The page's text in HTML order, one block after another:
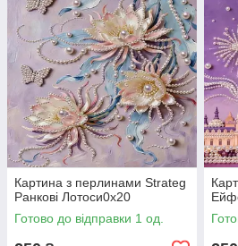
Картина з перлинами Strateg
Ранкові Лотоси0х20
Готово до відправки 1 од.